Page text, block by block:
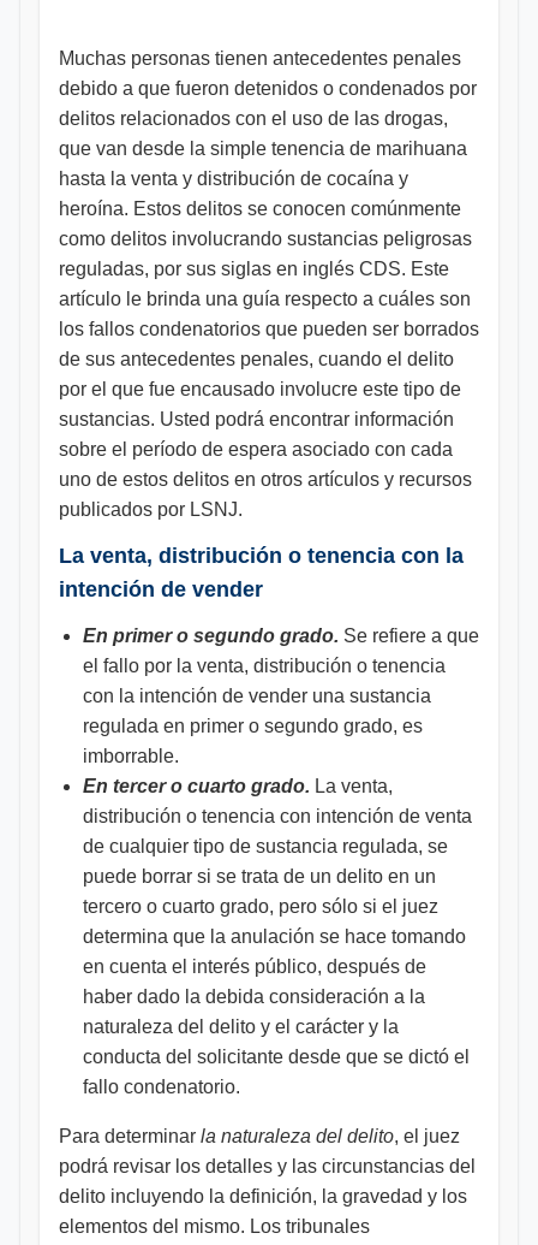
Muchas personas tienen antecedentes penales
debido a que fueron detenidos o condenados por
delitos relacionados con el uso de las drogas,
que van desde la simple tenencia de marihuana
hasta la venta y distribución de cocaína y
heroína. Estos delitos se conocen comúnmente
como delitos involucrando sustancias peligrosas
reguladas, por sus siglas en inglés CDS. Este
artículo le brinda una guía respecto a cuáles son
los fallos condenatorios que pueden ser borrados
de sus antecedentes penales, cuando el delito
por el que fue encausado involucre este tipo de
sustancias. Usted podrá encontrar información
sobre el período de espera asociado con cada
uno de estos delitos en otros artículos y recursos
publicados por LSNJ.
La venta, distribución o tenencia con la
intención de vender
En primer o segundo grado. Se refiere a que
el fallo por la venta, distribución o tenencia
con la intención de vender una sustancia
regulada en primer o segundo grado, es
imborrable.
En tercer o cuarto grado. La venta,
distribución o tenencia con intención de venta
de cualquier tipo de sustancia regulada, se
puede borrar si se trata de un delito en un
tercero o cuarto grado, pero sólo si el juez
determina que la anulación se hace tomando
en cuenta el interés público, después de
haber dado la debida consideración a la
naturaleza del delito y el carácter y la
conducta del solicitante desde que se dictó el
fallo condenatorio.
Para determinar la naturaleza del delito, el juez
podrá revisar los detalles y las circunstancias del
delito incluyendo la definición, la gravedad y los
elementos del mismo. Los tribunales